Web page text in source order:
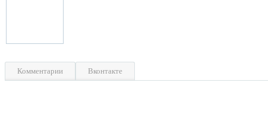
Комментарии Вконтакте